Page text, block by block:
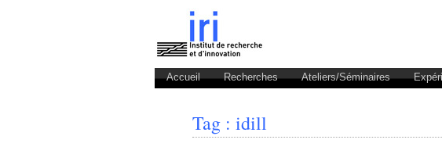
Accueil Recherches Ateliers/Séminaires
Tag : idill